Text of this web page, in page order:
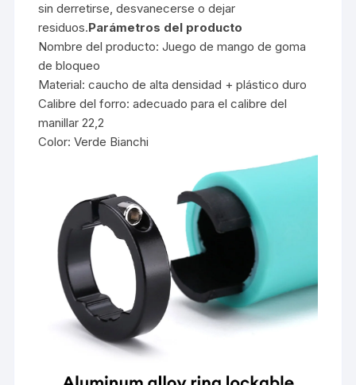
sin derretirse, desvanecerse o dejar
residuos.Parámetros del producto
Nombre del producto: Juego de mango de goma
de bloqueo
Material: caucho de alta densidad + plástico duro
Calibre del forro: adecuado para el calibre del
manillar 22,2
Color: Verde Bianchi